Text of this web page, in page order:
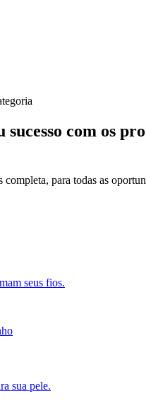
sucesso com os
para todas as
seus fios.
sua pele.